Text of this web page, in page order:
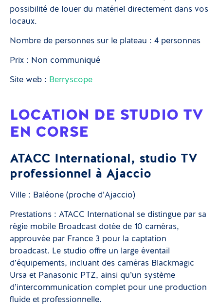
possibilité de louer du matériel directement dans vos
locaux.
Nombre de personnes sur le plateau : 4 personnes
Prix : Non communiqué
Site web : Berryscope
LOCATION DE STUDIO TV
EN CORSE
ATACC International, studio TV
professionnel à Ajaccio
Ville : Baléone (proche d’Ajaccio)
Prestations : ATACC International se distingue par sa
régie mobile Broadcast dotée de 10 caméras,
approuvée par France 3 pour la captation
broadcast. Le studio offre un large éventail
d’équipements, incluant des caméras Blackmagic
Ursa et Panasonic PTZ, ainsi qu’un système
d’intercommunication complet pour une production
fluide et professionnelle.